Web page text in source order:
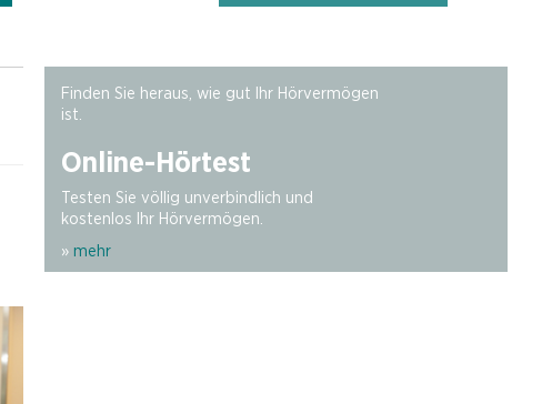
Finden Sie heraus, wie gut Ihr Hörvermögen
ist.
Online-Hörtest
Testen Sie völlig unverbindlich und
kostenlos Ihr Hörvermögen.
»mehr